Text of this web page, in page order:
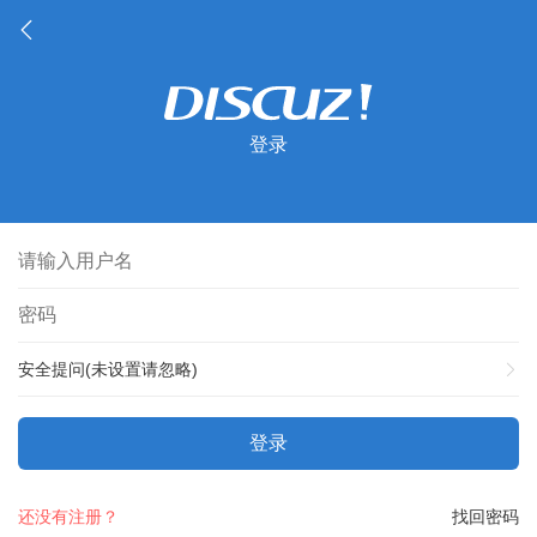
登录
安全提问(未设置请忽略)
登录
找回密码
还没有注册？